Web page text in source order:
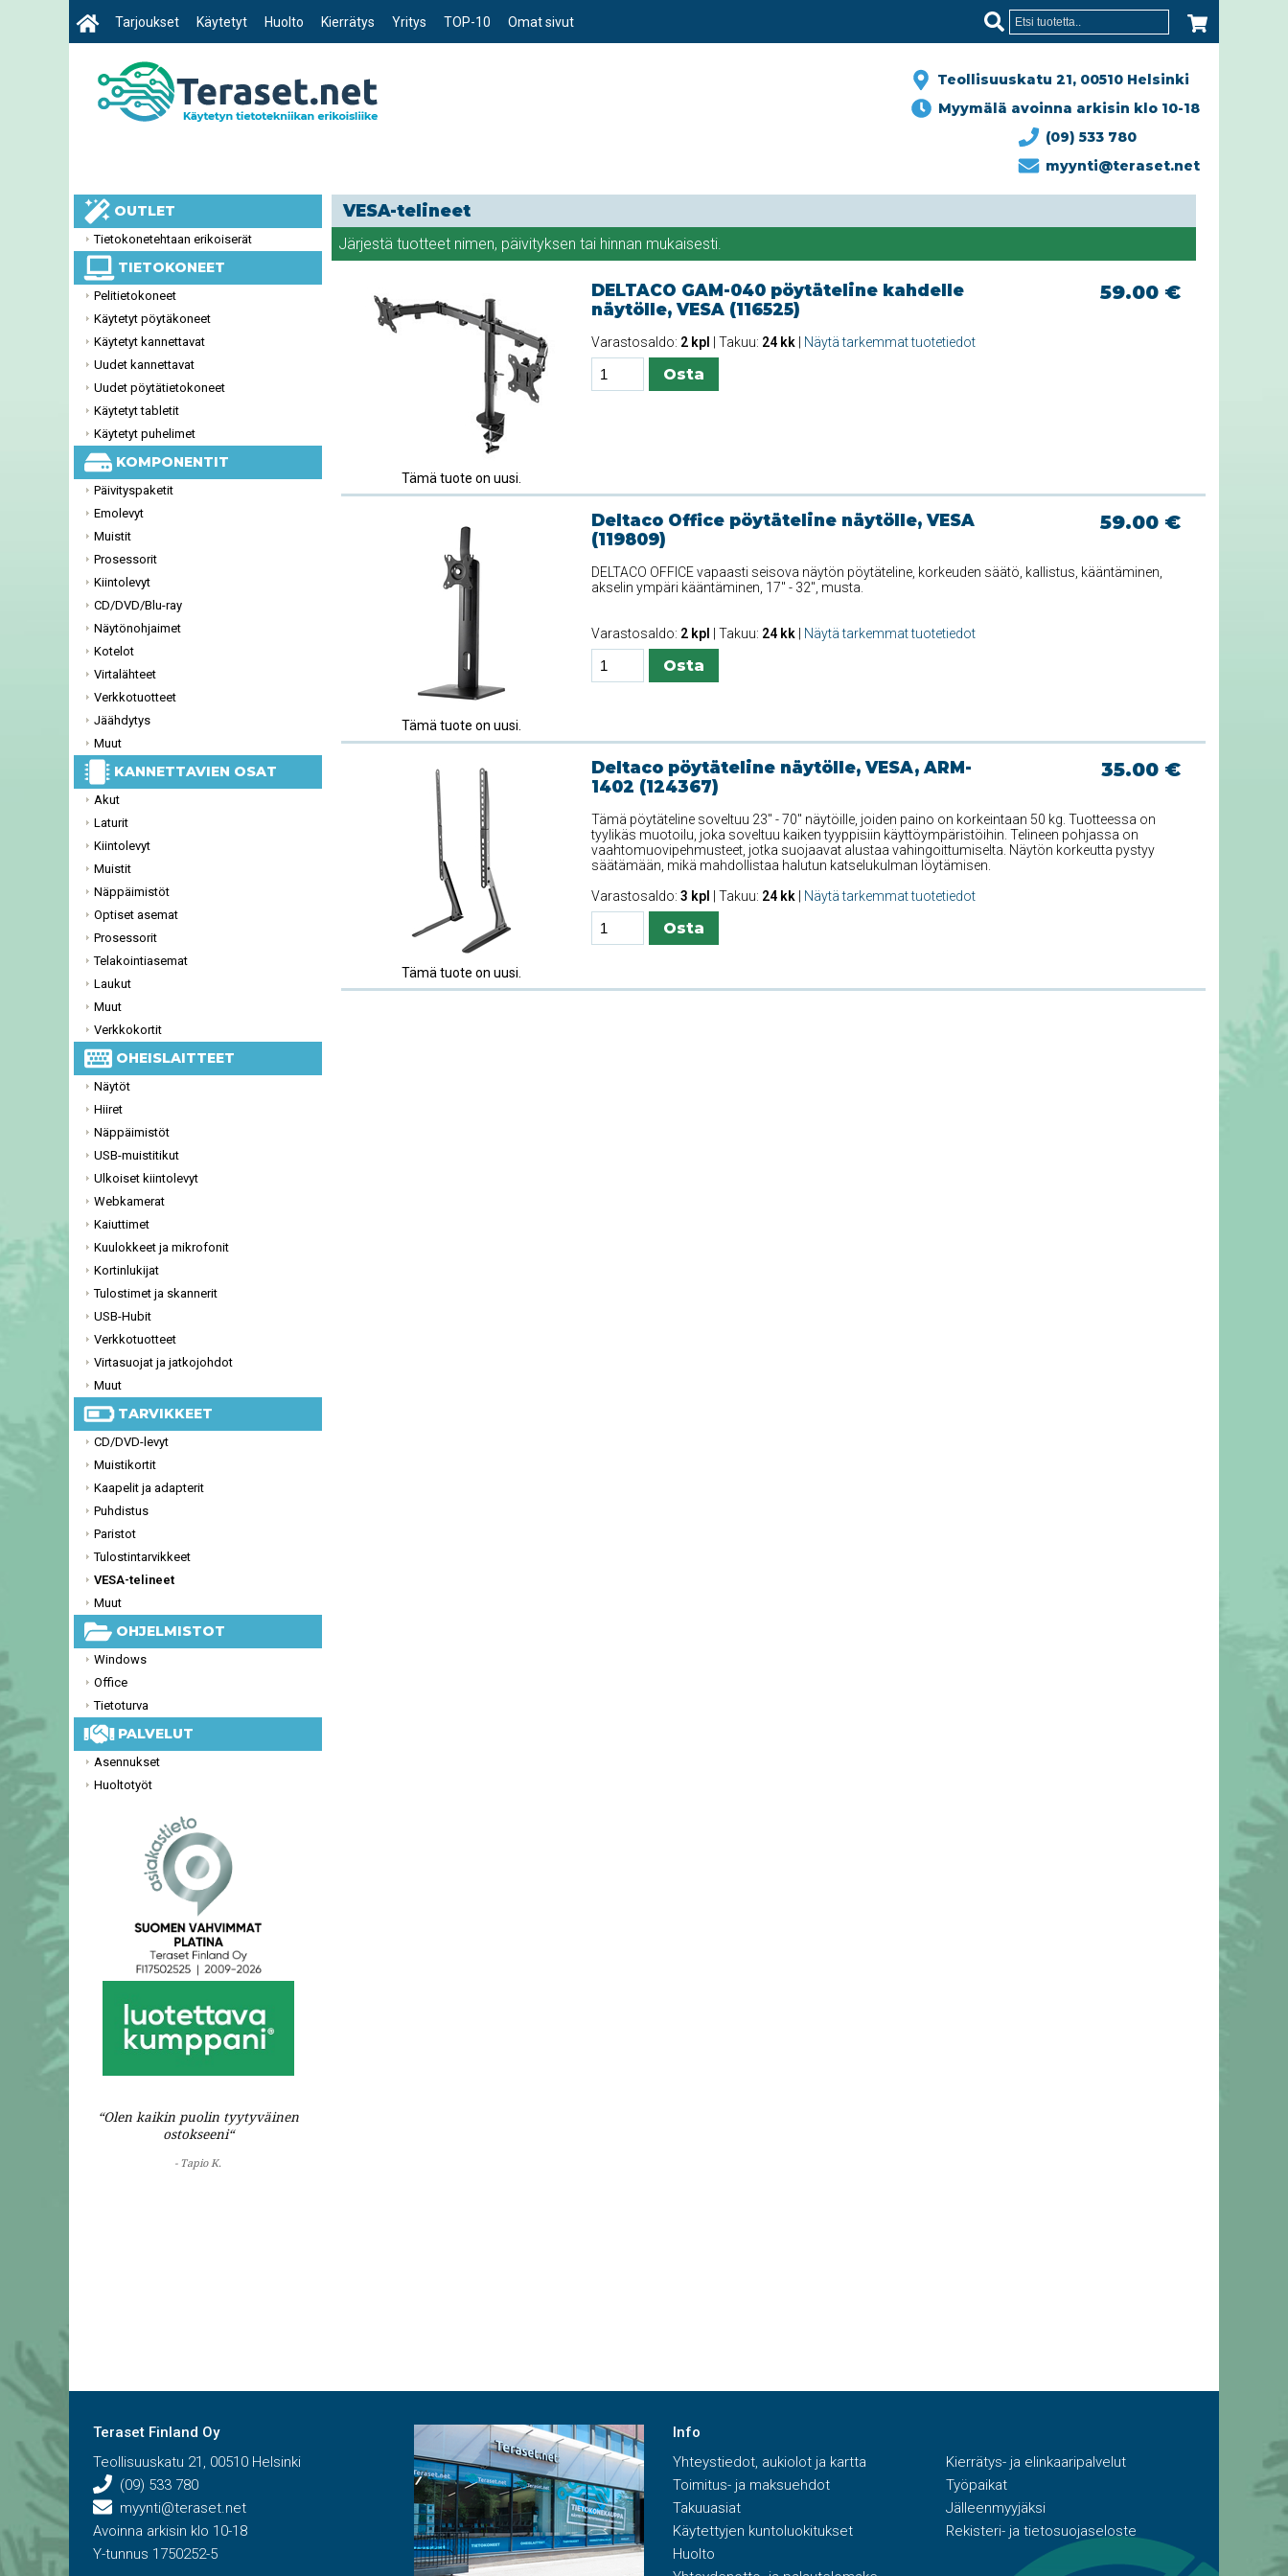
Teollisuuskatu 21, 00510 Helsinki
Myymälä avoinna arkisin klo 10-18
(09) 533 780
myynti@teraset.net
Tarjoukset Käytetyt Huolto Kierrätys Yritys TOP-10 Omat sivut
OUTLET
Tietokonetehtaan erikoiserät
TIETOKONEET
Pelitietokoneet
Käytetyt pöytäkoneet
Käytetyt kannettavat
Uudet kannettavat
Uudet pöytätietokoneet
Käytetyt tabletit
Käytetyt puhelimet
KOMPONENTIT
Päivityspaketit
Emolevyt
Muistit
Prosessorit
Kiintolevyt
CD/DVD/Blu-ray
Näytönohjaimet
Kotelot
Virtalähteet
Verkkotuotteet
Jäähdytys
Muut
KANNETTAVIEN OSAT
Akut
Laturit
Kiintolevyt
Muistit
Näppäimistöt
Optiset asemat
Prosessorit
Telakointiasemat
Laukut
Muut
Verkkokortit
OHEISLAITTEET
Näytöt
Hiiret
Näppäimistöt
USB-muistitikut
Ulkoiset kiintolevyt
Webkamerat
Kaiuttimet
Kuulokkeet ja mikrofonit
Kortinlukijat
Tulostimet ja skannerit
USB-Hubit
Verkkotuotteet
Virtasuojat ja jatkojohdot
Muut
TARVIKKEET
CD/DVD-levyt
Muistikortit
Kaapelit ja adapterit
Puhdistus
Paristot
Tulostintarvikkeet
VESA-telineet
Muut
OHJELMISTOT
Windows
Office
Tietoturva
PALVELUT
Asennukset
Huoltotyöt
“Olen kaikin puolin tyytyväinen
ostokseeni“
- Tapio K.
VESA-telineet
Järjestä tuotteet nimen, päivityksen tai hinnan mukaisesti.
Tämä tuote on uusi.
DELTACO GAM-040 pöytäteline kahdelle
näytölle, VESA (116525)
59.00 €
Varastosaldo: 2 kpl | Takuu: 24 kk| Näytä tarkemmat tuotetiedot
Tämä tuote on uusi.
Deltaco Office pöytäteline näytölle, VESA
(119809)
59.00 €
DELTACO OFFICE vapaasti seisova näytön pöytäteline, korkeuden säätö, kallistus, kääntäminen,
akselin ympäri kääntäminen, 17" - 32", musta.
Varastosaldo: 2 kpl | Takuu: 24 kk| Näytä tarkemmat tuotetiedot
Tämä tuote on uusi.
Deltaco pöytäteline näytölle, VESA, ARM-
1402 (124367)
35.00 €
Tämä pöytäteline soveltuu 23'' - 70'' näytöille, joiden paino on korkeintaan 50 kg. Tuotteessa on
tyylikäs muotoilu, joka soveltuu kaiken tyyppisiin käyttöympäristöihin. Telineen pohjassa on
vaahtomuovipehmusteet, jotka suojaavat alustaa vahingoittumiselta. Näytön korkeutta pystyy
säätämään, mikä mahdollistaa halutun katselukulman löytämisen.
Varastosaldo: 3 kpl | Takuu: 24 kk| Näytä tarkemmat tuotetiedot
Teraset Finland Oy
Teollisuuskatu 21, 00510 Helsinki
(09) 533 780
myynti@teraset.net
Avoinna arkisin klo 10-18
Y-tunnus 1750252-5
Info
Yhteystiedot, aukiolot ja kartta
Toimitus- ja maksuehdot
Takuuasiat
Käytettyjen kuntoluokitukset
Huolto
Kierrätys- ja elinkaaripalvelut
Työpaikat
Jälleenmyyjäksi
Rekisteri- ja tietosuojaseloste